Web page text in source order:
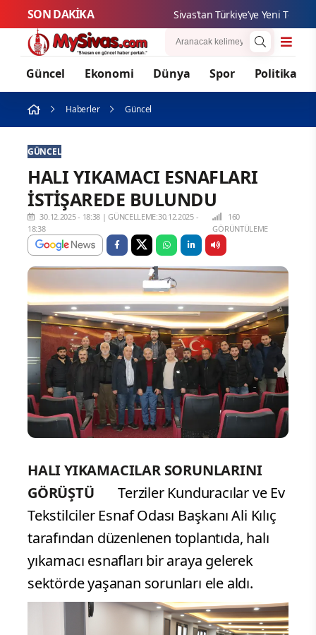
SON DAKİKA Sivas’tan Türkiye’ye Yeni Teknoloji
Güncel Ekonomi Dünya Spor Politika
Haberler Güncel
GÜNCEL
HALI YIKAMACI ESNAFLARI
İSTİŞAREDE BULUNDU
30.12.2025 - 18:38 |GÜNCELLEME:30.12.2025 -
18:38
160
GÖRÜNTÜLEME
HALI YIKAMACILAR SORUNLARINI
GÖRÜŞTÜ
Terziler Kunduracılar ve Ev
Tekstilciler Esnaf Odası Başkanı Ali Kılıç
tarafından düzenlenen toplantıda, halı
yıkamacı esnafları bir araya gelerek
sektörde yaşanan sorunları ele aldı.